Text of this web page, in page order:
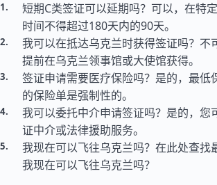
短期C类签证可以延期吗？可以，在特
时间不得超过180天内的90天。
我可以在抵达乌克兰时获得签证吗？不
提前在乌克兰领事馆或大使馆获得。
签证申请需要医疗保险吗？是的，最低
的保险单是强制性的。
我可以委托中介申请签证吗？是的，您
证中介或法律援助服务。
我现在可以飞往乌克兰吗？在此处查找
我现在可以飞往乌克兰吗？